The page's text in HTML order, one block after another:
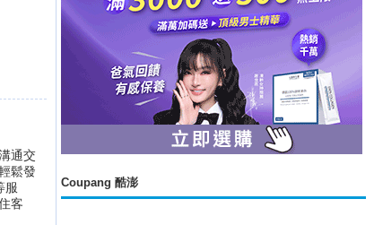
通交
鬆發
服
客
Coupang 酷澎